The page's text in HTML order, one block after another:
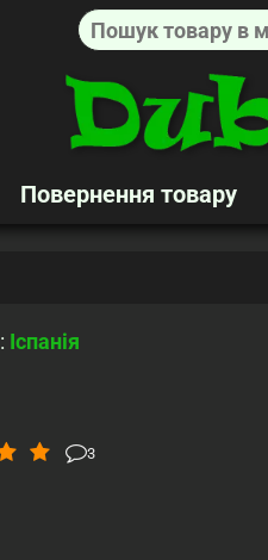
Повернення товару
: Іспанія
3